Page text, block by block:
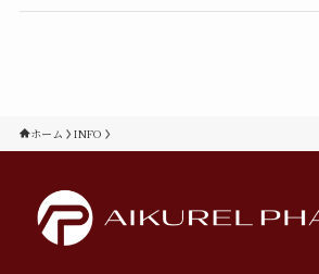
ホーム INFO